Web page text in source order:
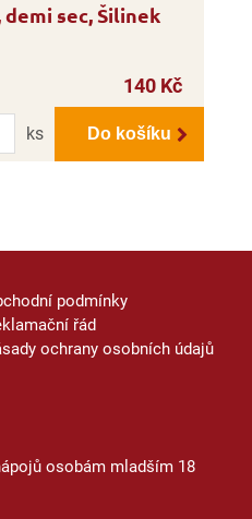
sec, Šilinek
140 Kč
ks
Do košíku
podmínky
řád
ochrany osobních údajů
osobám mladším 18